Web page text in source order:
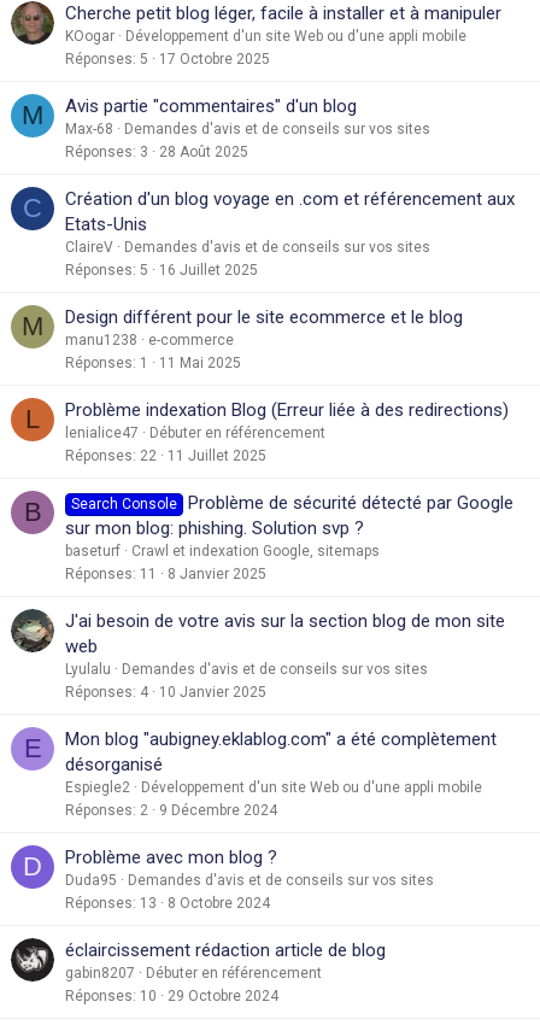
Cherche petit blog léger, facile à installer et à manipuler
KOogar
Développement d'un site Web ou d'une appli mobile
Réponses 5 17 Octobre 2025
M Avis partie "commentaires" d'un blog
Max-68
Demandes d'avis et de conseils sur vos sites
Réponses 3 28 Août 2025
C
Création d'un blog voyage en .com et référencement aux
Etats-Unis
ClaireV
Demandes d'avis et de conseils sur vos sites
Réponses 5 16 Juillet 2025
M Design différent pour le site ecommerce et le blog
manu1238
e-commerce
Réponses 1 11 Mai 2025
L Problème indexation Blog (Erreur liée à des redirections)
lenialice47
Débuter en référencement
Réponses 22 11 Juillet 2025
B Search Console
Problème de sécurité détecté par Google
sur mon blog: phishing. Solution svp ?
baseturf
Crawl et indexation Google, sitemaps
Réponses 11 8 Janvier 2025
J'ai besoin de votre avis sur la section blog de mon site
web
Lyulalu
Demandes d'avis et de conseils sur vos sites
Réponses 4 10 Janvier 2025
E
Mon blog "aubigney.eklablog.com" a été complètement
désorganisé
Espiegle2
Développement d'un site Web ou d'une appli mobile
Réponses 2 9 Décembre 2024
D Problème avec mon blog ?
Duda95
Demandes d'avis et de conseils sur vos sites
Réponses 13 8 Octobre 2024
éclaircissement rédaction article de blog
gabin8207
Débuter en référencement
Réponses 10 29 Octobre 2024